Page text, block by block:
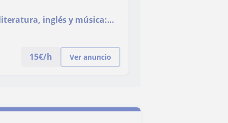
inglés y música:
de música
15€/h Ver anuncio